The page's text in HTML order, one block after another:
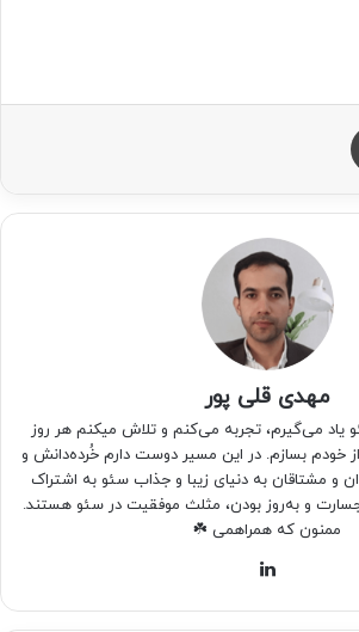
مهدی قلی پور
یاد می‌گیرم، تجربه می‌کنم و تلاش میکنم هر روز
خودم بسازم. در این مسیر دوست دارم خُرده‌دانش و
و مشتاقان به دنیای زیبا و جذاب سئو به اشتراک
جسارت و به‌روز بودن، مثلث موفقیت در سئو هستند.
ممنون که همراهمی ☘️